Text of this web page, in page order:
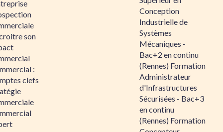
son
:
clefs
Conception
Industrielle de
Systèmes
Mécaniques -
Bac+2 en continu
(Rennes) Formation
Administrateur
d'Infrastructures
Sécurisées - Bac+3
en continu
(Rennes) Formation